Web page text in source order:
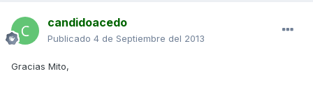
candidoacedo
Publicado 4 de Septiembre del 2013
Gracias Mito,